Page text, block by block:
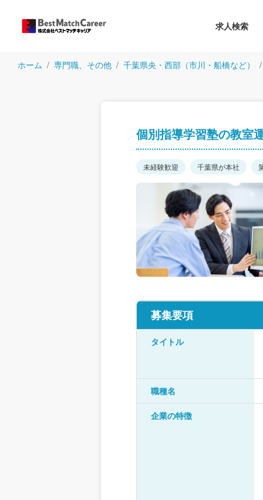
求人検索
ホーム 専門職、その他 千葉県央・西部（市川・船橋など）
個別指導学習塾の教
未経験歓迎 千葉県が本社
募集要項
タイトル
職種名
企業の特徴